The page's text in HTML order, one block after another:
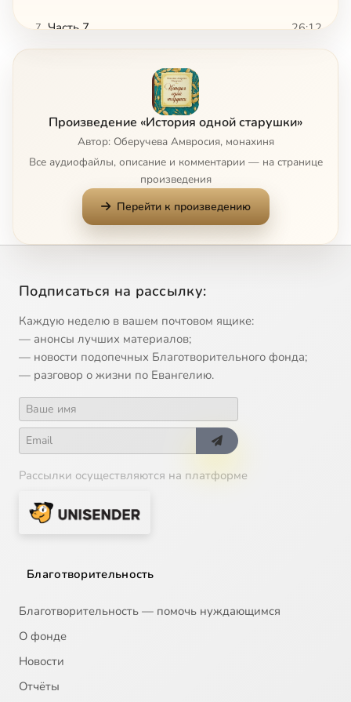
7 Часть 7 26:12
Часть 10
Часть 11 2:14:19
13 Часть 13 1:51:34
15 Часть 15
16 Часть 16 1:42:52
18 Часть 18
Произведение «История одной старушки»
Автор: Оберучева Амвросия, монахиня
Все аудиофайлы, описание и комментарии — на странице
произведения
Перейти к произведению
Подписаться на рассылку:
Каждую неделю в вашем почтовом ящике:
— анонсы лучших материалов;
— новости подопечных Благотворительного фонда;
— разговор о жизни по Евангелию.
Рассылки осуществляются на платформе
Благотворительность
Благотворительность — помочь нуждающимся
О фонде
Новости
Отчёты